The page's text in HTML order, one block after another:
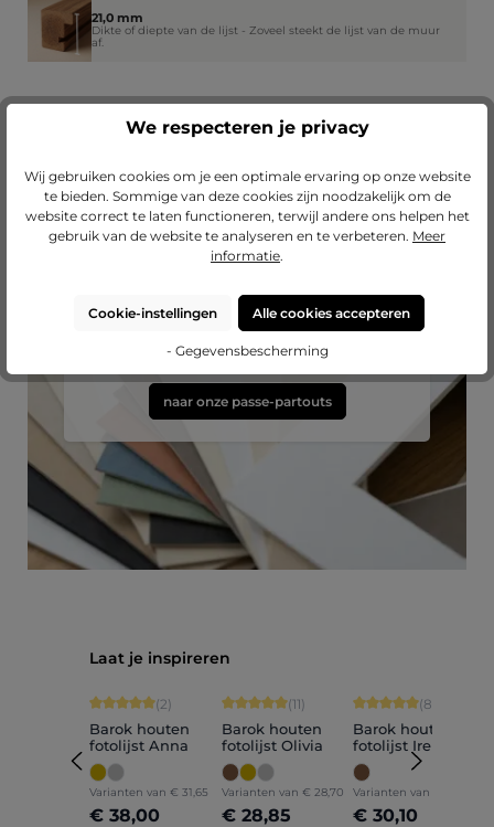
21,0 mm
Dikte of diepte van de lijst - Zoveel steekt de lijst van de muur
af.
Passend passe-partout?
Verfraai je lijst met een hoogwaardig passe-
partout van Mijn Favoriete Lijst.
naar onze passe-partouts
Productgalerij overslaan
Laat je inspireren
Gemiddelde waardering van 5 van 5 sterren
(2)
Barok houten
fotolijst Anna
Varianten van € 31,65
€ 38,00
Gemiddelde waardering van 5 van 5
(11)
Barok houten
fotolijst Olivia
Varianten van € 28,70
€ 28,85
Gemiddelde
(8)
Barok houten
fotolijst Irene
Varianten van
€ 30,10
We respecteren je privacy
Wij gebruiken cookies om je een optimale ervaring op onze website
te bieden. Sommige van deze cookies zijn noodzakelijk om de
website correct te laten functioneren, terwijl andere ons helpen het
gebruik van de website te analyseren en te verbeteren. Meer
informatie.
Cookie-instellingen Alle cookies accepteren
- Gegevensbescherming